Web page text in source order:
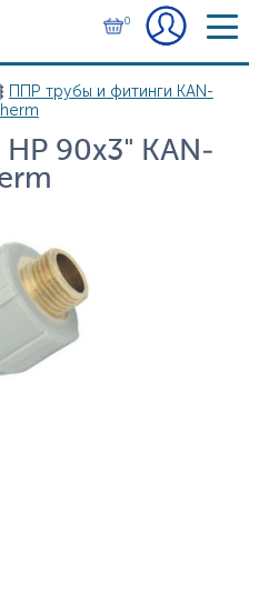
0
ППР трубы и фитинги KAN-
90х3" KAN-